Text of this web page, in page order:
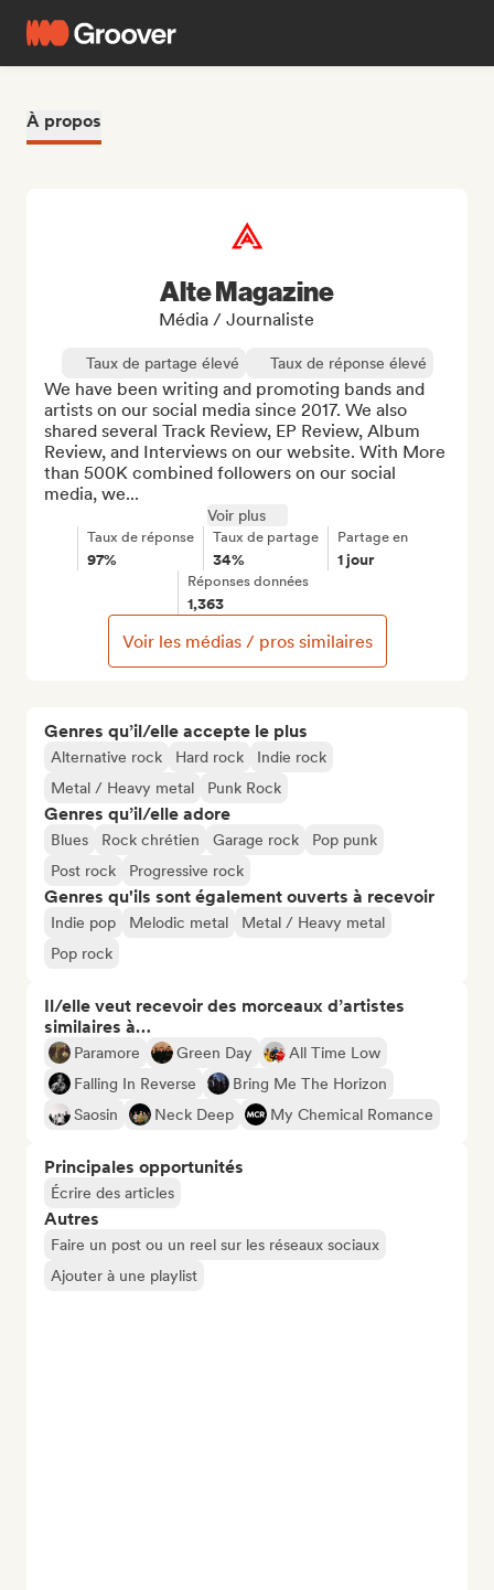
À propos
Genres qu’il/elle accepte le plus
Alternative rock Hard rock
Indie rock
Metal / Heavy metal
Punk Rock
Genres qu’il/elle adore
Blues Rock chrétien Garage rock
Pop punk
Post rock
Progressive rock
Genres qu'ils sont également ouverts à recevoir
Indie pop Melodic metal
Metal / Heavy metal
Pop rock
Il/elle veut recevoir des morceaux d’artistes
similaires à…
Paramore Green Day
All Time Low
Falling In Reverse
Bring Me The Horizon
Saosin
Neck Deep My Chemical Romance
Principales opportunités
Écrire des articles
Autres
Faire un post ou un reel sur les réseaux sociaux
Ajouter à une playlist
Alte Magazine
Média / Journaliste
Taux de partage élevé Taux de réponse élevé
We have been writing and promoting bands and
artists on our social media since 2017. We also
shared several Track Review, EP Review, Album
Review, and Interviews on our website. With More
than 500K combined followers on our social
media, we...
Voir plus
Taux de réponse
97%
Taux de partage
34%
Partage en
1 jour
Réponses données
1,363
Voir les médias / pros similaires